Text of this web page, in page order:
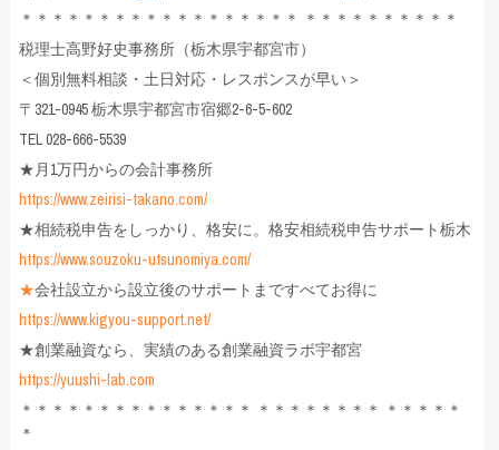
＊＊＊＊＊＊＊＊＊＊＊＊＊＊＊＊＊＊ ＊＊＊＊＊＊＊＊＊＊
税理士高野好史事務所（栃木県宇都宮市）
＜個別無料相談・土日対応・レスポンスが早い＞
〒321-0945 栃木県宇都宮市宿郷2-6-5-602
TEL 028-666-5539
★月1万円からの会計事務所
https://www.zeirisi-takano.com/
★相続税申告をしっかり、格安に。格安相続税申告サポート栃木
https://www.souzoku-utsunomiya.com/
★会社設立から設立後のサポートまですべてお得に
https://www.kigyou-support.net/
★創業融資なら、実績のある創業融資ラボ宇都宮
https://yuushi-lab.com
＊＊＊＊＊＊＊＊＊＊＊＊＊＊＊ ＊＊＊＊＊＊＊＊ ＊＊＊＊＊
＊